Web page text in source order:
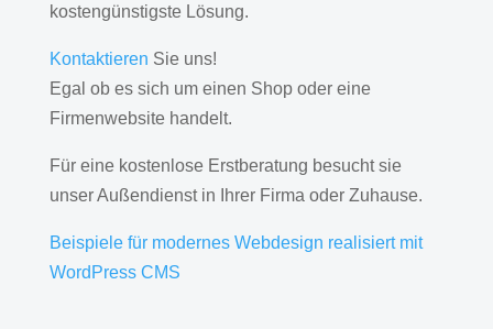
kostengünstigste Lösung.
Kontaktieren Sie uns!
Egal ob es sich um einen Shop oder eine
Firmenwebsite handelt.
Für eine kostenlose Erstberatung besucht sie
unser Außendienst in Ihrer Firma oder Zuhause.
Beispiele für modernes Webdesign realisiert mit
WordPress CMS